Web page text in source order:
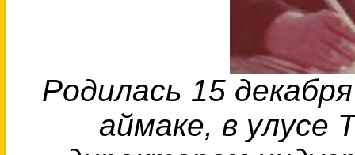
Родилась 15
аймаке, в улусе